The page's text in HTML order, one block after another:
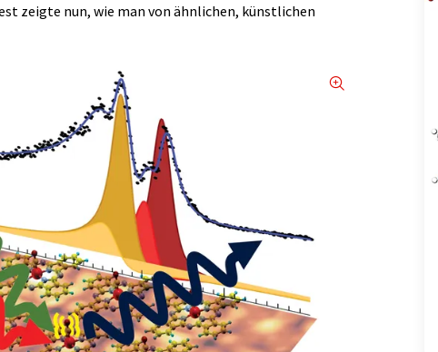
zeigte nun, wie man von ähnlichen, künstlichen